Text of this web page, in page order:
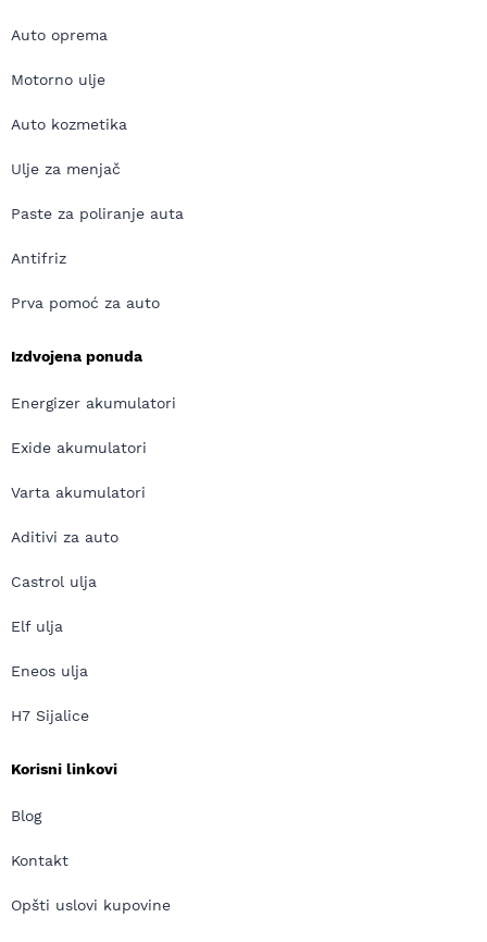
Auto oprema
Motorno ulje
Auto kozmetika
Ulje za menjač
Paste za poliranje auta
Antifriz
Prva pomoć za auto
Izdvojena ponuda
Energizer akumulatori
Exide akumulatori
Varta akumulatori
Aditivi za auto
Castrol ulja
Elf ulja
Eneos ulja
H7 Sijalice
Korisni linkovi
Blog
Kontakt
Opšti uslovi kupovine